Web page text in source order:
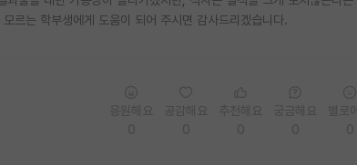
르는 학부생에게 도움이 되어 주시면 감사드리겠습니다.